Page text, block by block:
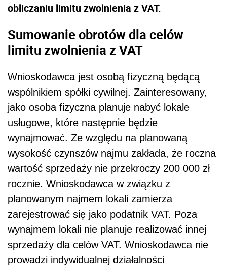
obliczaniu limitu zwolnienia z VAT.
Sumowanie obrotów dla celów
limitu zwolnienia z VAT
Wnioskodawca jest osobą fizyczną będącą
wspólnikiem spółki cywilnej. Zainteresowany,
jako osoba fizyczna planuje nabyć lokale
usługowe, które następnie będzie
wynajmować. Ze względu na planowaną
wysokość czynszów najmu zakłada, że roczna
wartość sprzedaży nie przekroczy 200 000 zł
rocznie. Wnioskodawca w związku z
planowanym najmem lokali zamierza
zarejestrować się jako podatnik VAT. Poza
wynajmem lokali nie planuje realizować innej
sprzedaży dla celów VAT. Wnioskodawca nie
prowadzi indywidualnej działalności